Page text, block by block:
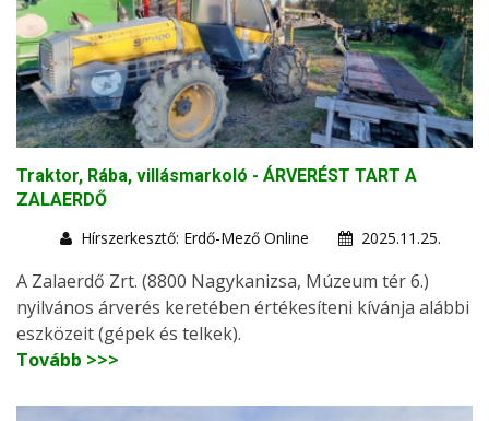
Traktor, Rába, villásmarkoló - ÁRVERÉST TART A
ZALAERDŐ
Hírszerkesztő: Erdő-Mező Online
2025.11.25.
A Zalaerdő Zrt. (8800 Nagykanizsa, Múzeum tér 6.)
nyilvános árverés keretében értékesíteni kívánja alábbi
eszközeit (gépek és telkek).
Tovább >>>